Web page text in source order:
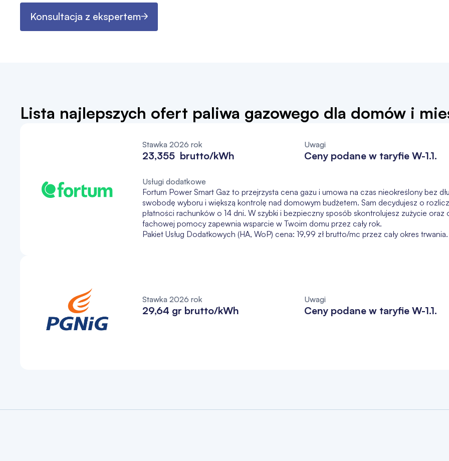
Konsultacja z ekspertem
Lista najlepszych ofert paliwa gazowego dla domów i
Stawka 2026 rok
23,355 brutto/kWh
Uwagi
Ceny podane w taryfie W-1.1.
Usługi dodatkowe
Fortum Power Smart Gaz to przejrzysta cena gazu i umowa na czas nieokreślony bez
swobodę wyboru i większą kontrolę nad domowym budżetem. Sam decydujesz o
płatności rachunków o 14 dni. W szybki i bezpieczny sposób skontrolujesz zużycie
fachowej pomocy zapewnia wsparcie w Twoim domu przez cały rok.
Pakiet Usług Dodatkowych (HA, WoP) cena: 19,99 zł brutto/mc przez cały okres trwania.
Stawka 2026 rok
29,64 gr brutto/kWh
Uwagi
Ceny podane w taryfie W-1.1.